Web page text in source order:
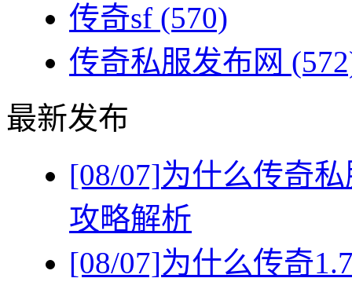
传奇sf (570)
传奇私服发布网
最新发布
[08/07]为什么传奇
攻略解析
[08/07]为什么传奇